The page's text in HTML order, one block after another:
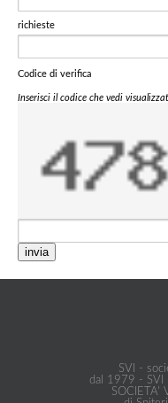
richieste
Codice di verifica
Inserisci il codice che vedi
invia
SVI -
dal 1979 - SVI
SOCIETA'